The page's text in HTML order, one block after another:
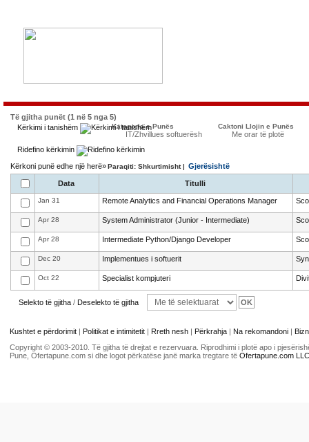
Të gjitha punët (1 në 5 nga 5)
Kërkimi i tanishëm
Kategoria e Punës
IT/Zhvillues softuerësh
Caktoni Llojin e Punës
Me orar të plotë
Ridefino kërkimin
Kërkoni punë edhe një herë»Paraqiti: Shkurtimisht | Gjerësishtë
Data Titulli
Jan 31 Remote Analytics and Financial Operations Manager
Apr 28 System Administrator (Junior - Intermediate)
Apr 28 Intermediate Python/Django Developer
Dec 20 Implementues i softuerit
Oct 22 Specialist kompjuteri
Selekto të gjitha / Deselekto të gjitha
Kushtet e përdorimit | Politikat e intimitetit | Rreth nesh | Përkrahja | Na rekomandoni |
Copyright © 2003-2010. Të gjitha të drejtat e rezervuara. Riprodhimi i plotë apo i
Pune, Ofertapune.com si dhe logot përkatëse janë marka tregtare të Ofertapune.com LLC